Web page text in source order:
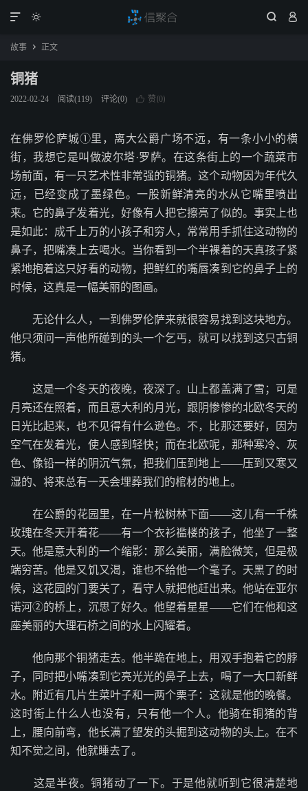
  

故事  正文
铜猪
2022-02-24 阅读(119) 评论(0)  赞(0)
在佛罗伦萨城①里，离大公爵广场不远，有一条小小的横
街，我想它是叫做波尔塔·罗萨。在这条街上的一个蔬菜市
场前面，有一只艺术性非常强的铜猪。这个动物因为年代久
远，已经变成了墨绿色。一股新鲜清亮的水从它嘴里喷出
来。它的鼻子发着光，好像有人把它擦亮了似的。事实上也
是如此：成千上万的小孩子和穷人，常常用手抓住这动物的
鼻子，把嘴凑上去喝水。当你看到一个半裸着的天真孩子紧
紧地抱着这只好看的动物，把鲜红的嘴唇凑到它的鼻子上的
时候，这真是一幅美丽的图画。
无论什么人，一到佛罗伦萨来就很容易找到这块地方。
他只须问一声他所碰到的头一个乞丐，就可以找到这只古铜
猪。
这是一个冬天的夜晚，夜深了。山上都盖满了雪；可是
月亮还在照着，而且意大利的月光，跟阴惨惨的北欧冬天的
日光比起来，也不见得有什么逊色。不，比那还要好，因为
空气在发着光，使人感到轻快；而在北欧呢，那种寒冷、灰
色、像铅一样的阴沉气氛，把我们压到地上——压到又寒又
湿的、将来总有一天会埋葬我们的棺材的地上。
在公爵的花园里，在一片松树林下面——这儿有一千株
玫瑰在冬天开着花——有一个衣衫褴楼的孩子，他坐了一整
天。他是意大利的一个缩影：那么美丽，满脸微笑，但是极
端穷苦。他是又饥又渴，谁也不给他一个毫子。天黑了的时
候，这花园的门要关了，看守人就把他赶出来。他站在亚尔
诺河②的桥上，沉思了好久。他望着星星——它们在他和这
座美丽的大理石桥之间的水上闪耀着。
他向那个铜猪走去。他半跪在地上，用双手抱着它的脖
子，同时把小嘴凑到它亮光光的鼻子上去，喝了一大口新鲜
水。附近有几片生菜叶子和一两个栗子：这就是他的晚餐。
这时街上什么人也没有，只有他一个人。他骑在铜猪的背
上，腰向前弯，他长满了望发的头掘到这动物的头上。在不
知不觉之间，他就睡去了。
这是半夜。铜猪动了一下。于是他就听到它很清楚地